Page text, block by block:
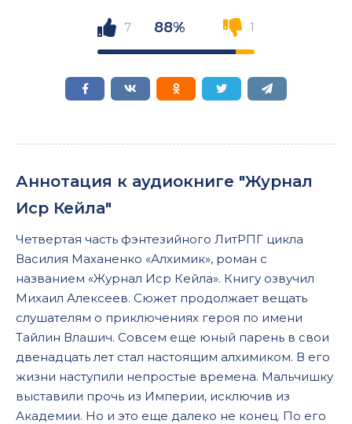
7 88% 1
Аннотация к аудиокниге "Журнал
Иср Кейла"
Четвертая часть фэнтезийного ЛитРПГ цикла
Василия Маханенко «Алхимик», роман с
названием «Журнал Иср Кейла». Книгу озвучил
Михаил Алексеев. Сюжет продолжает вещать
слушателям о приключениях героя по имени
Тайлин Влашич. Совсем еще юный парень в свои
двенадцать лет стал настоящим алхимиком. В его
жизни наступили непростые времена. Мальчишку
выставили прочь из Империи, исключив из
Академии. Но и это еще далеко не конец. По его